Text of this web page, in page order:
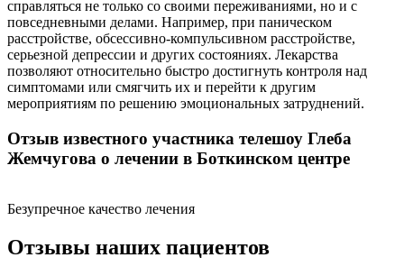
справляться не только со своими переживаниями, но и с
повседневными делами. Например, при паническом
расстройстве, обсессивно-компульсивном расстройстве,
серьезной депрессии и других состояниях. Лекарства
позволяют относительно быстро достигнуть контроля над
симптомами или смягчить их и перейти к другим
мероприятиям по решению эмоциональных затруднений.
Отзыв известного участника телешоу Глеба
Жемчугова о лечении в Боткинском центре
Безупречное качество лечения
Отзывы наших пациентов